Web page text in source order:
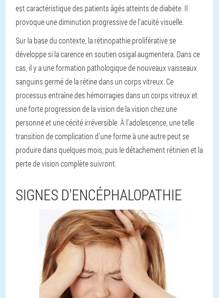
est caractéristique des patients âgés atteints de diabète. Il
provoque une diminution progressive de l'acuité visuelle.
Sur la base du contexte, la rétinopathie proliférative se
développe si la carence en soutien osigal augmentera. Dans ce
cas, il y a une formation pathologique de nouveaux vaisseaux
sanguins germé de la rétine dans un corps vitreux. Ce
processus entraîne des hémorragies dans un corps vitreux et
une forte progression de la vision de la vision chez une
personne et une cécité irréversible. À l'adolescence, une telle
transition de complication d'une forme à une autre peut se
produire dans quelques mois, puis le détachement rétinien et la
perte de vision complète suivront.
SIGNES D'ENCÉPHALOPATHIE